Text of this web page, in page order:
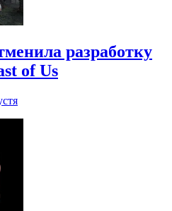
разработку
of Us